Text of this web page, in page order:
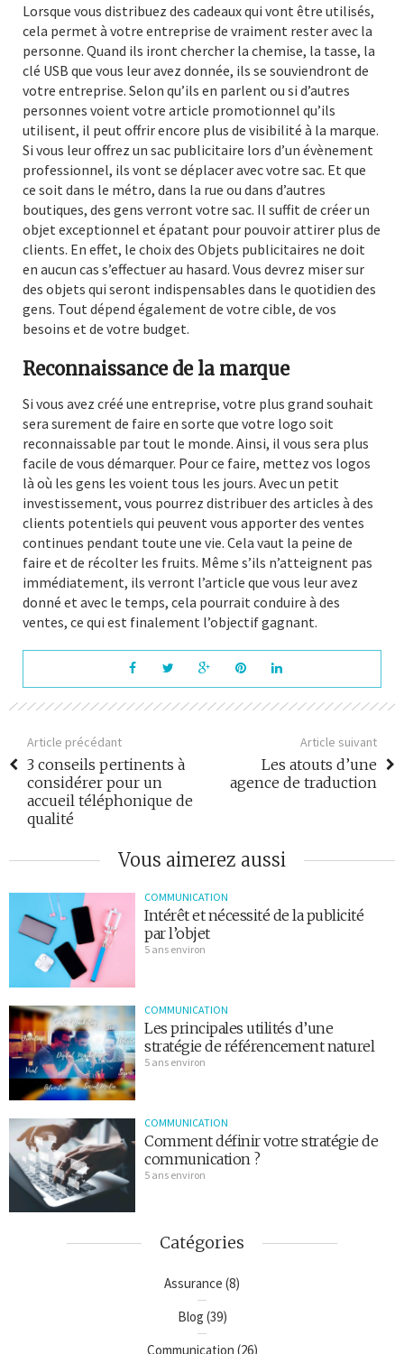
Lorsque vous distribuez des cadeaux qui vont être utilisés,
cela permet à votre entreprise de vraiment rester avec la
personne. Quand ils iront chercher la chemise, la tasse, la
clé USB que vous leur avez donnée, ils se souviendront de
votre entreprise. Selon qu’ils en parlent ou si d’autres
personnes voient votre article promotionnel qu’ils
utilisent, il peut offrir encore plus de visibilité à la marque.
Si vous leur offrez un sac publicitaire lors d’un évènement
professionnel, ils vont se déplacer avec votre sac. Et que
ce soit dans le métro, dans la rue ou dans d’autres
boutiques, des gens verront votre sac. Il suffit de créer un
objet exceptionnel et épatant pour pouvoir attirer plus de
clients. En effet, le choix des Objets publicitaires ne doit
en aucun cas s’effectuer au hasard. Vous devrez miser sur
des objets qui seront indispensables dans le quotidien des
gens. Tout dépend également de votre cible, de vos
besoins et de votre budget.
Reconnaissance de la marque
Si vous avez créé une entreprise, votre plus grand souhait
sera surement de faire en sorte que votre logo soit
reconnaissable par tout le monde. Ainsi, il vous sera plus
facile de vous démarquer. Pour ce faire, mettez vos logos
là où les gens les voient tous les jours. Avec un petit
investissement, vous pourrez distribuer des articles à des
clients potentiels qui peuvent vous apporter des ventes
continues pendant toute une vie. Cela vaut la peine de
faire et de récolter les fruits. Même s’ils n’atteignent pas
immédiatement, ils verront l’article que vous leur avez
donné et avec le temps, cela pourrait conduire à des
ventes, ce qui est finalement l’objectif gagnant.
Article précédant
3 conseils pertinents à
considérer pour un
accueil téléphonique de
qualité
Article suivant
Les atouts d’une
agence de traduction
Vous aimerez aussi
COMMUNICATION
Intérêt et nécessité de la publicité
par l’objet
5 ans environ
COMMUNICATION
Les principales utilités d’une
stratégie de référencement naturel
5 ans environ
COMMUNICATION
Comment définir votre stratégie de
communication ?
5 ans environ
Catégories
Assurance (8)
Blog (39)
Communication (26)